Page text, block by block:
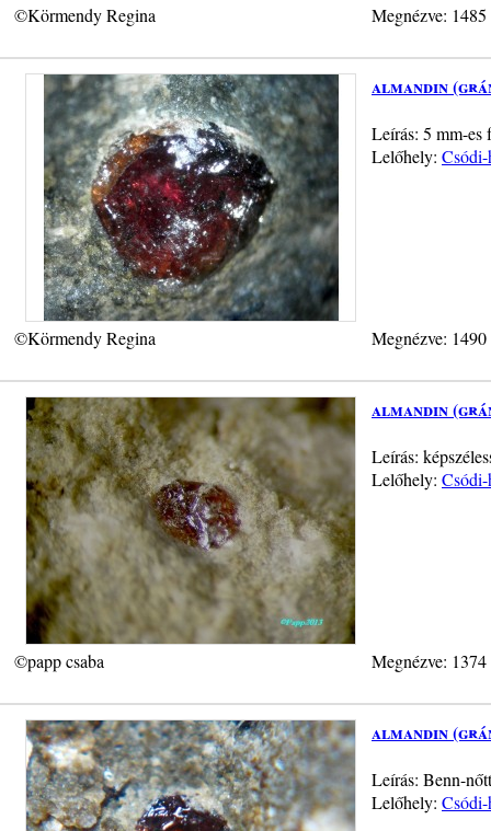
©Körmendy Regina Megnézve:
almandin
Leírás: 5 mm-es
Lelőhely:
©Körmendy Regina Megnézve:
almandin
Leírás:
Lelőhely:
©papp csaba Megnézve:
almandin
Leírás: Benn-
Lelőhely: